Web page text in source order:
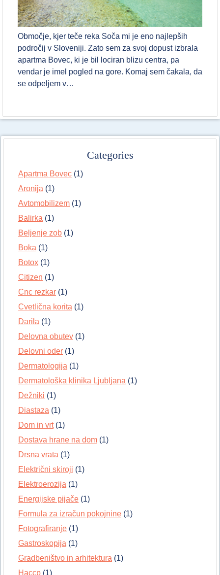
Območje, kjer teče reka Soča mi je eno najlepših
področij v Sloveniji. Zato sem za svoj dopust izbrala
apartma Bovec, ki je bil lociran blizu centra, pa
vendar je imel pogled na gore. Komaj sem čakala, da
se odpeljem v…
Categories
Apartma Bovec (1)
Aronija (1)
Avtomobilizem (1)
Balirka (1)
Beljenje zob (1)
Boka (1)
Botox (1)
Citizen (1)
Cnc rezkar (1)
Cvetlična korita (1)
Darila (1)
Delovna obutev (1)
Delovni oder (1)
Dermatologija (1)
Dermatološka klinika Ljubljana (1)
Dežniki (1)
Diastaza (1)
Dom in vrt(1)
Dostava hrane na dom (1)
Drsna vrata (1)
Električni skiroji (1)
Elektroerozija (1)
Energijske pijače (1)
Formula za izračun pokojnine (1)
Fotografiranje (1)
Gastroskopija (1)
Gradbeništvo in arhitektura (1)
Haccp (1)